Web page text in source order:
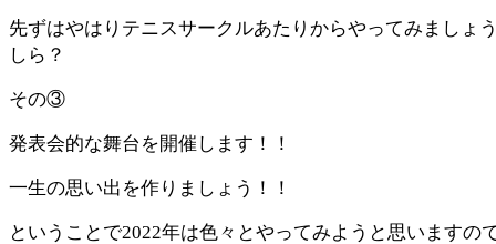
先ずはやはりテニスサークルあたりからやってみましょ
しら？
その③
発表会的な舞台を開催します！！
一生の思い出を作りましょう！！
ということで2022年は色々とやってみようと思いますの